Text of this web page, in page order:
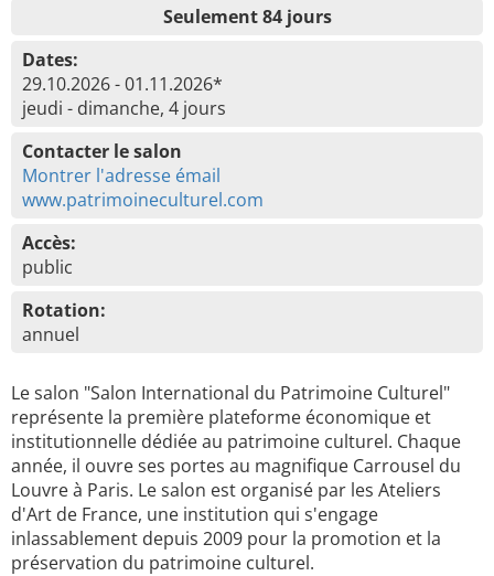
Seulement 84 jours
Dates:
29.10.2026 - 01.11.2026*
jeudi - dimanche, 4 jours
Contacter le salon
Montrer l'adresse émail
www.patrimoineculturel.com
Accès:
public
Rotation:
annuel
Le salon "Salon International du Patrimoine Culturel"
représente la première plateforme économique et
institutionnelle dédiée au patrimoine culturel. Chaque
année, il ouvre ses portes au magnifique Carrousel du
Louvre à Paris. Le salon est organisé par les Ateliers
d'Art de France, une institution qui s'engage
inlassablement depuis 2009 pour la promotion et la
préservation du patrimoine culturel.